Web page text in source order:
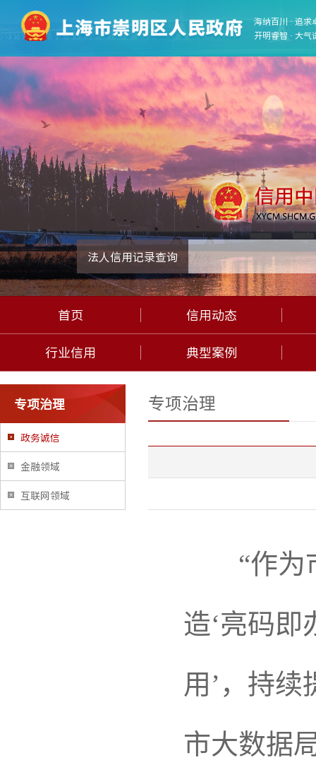
法人信用记录查询
首页
信用动态
行业信用
典型案例
海纳百川 · 追求
开明睿智 · 大气
专项治理
政务诚信
金融领域
互联网领域
专项治理
“作为市
造‘亮码即
用’，持
市大数据